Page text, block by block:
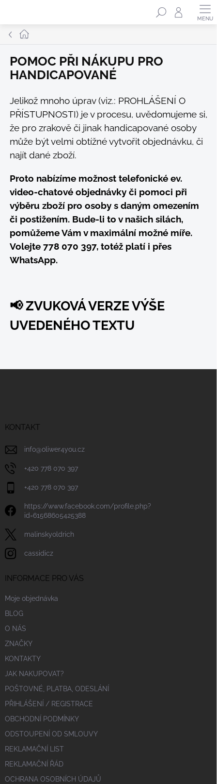
Hledat
Domů
POMOC PŘI NÁKUPU PRO
HANDICAPOVANÉ
Jelikož mnoho úprav (viz.: PROHLÁŠENÍ O
PŘÍSTUPNOSTI) je v procesu, uvědomujeme si,
že pro zrakově či jinak handicapované osoby
může být velmi obtížné vytvořit objednávku, či
najít dané zboží.
Proto nabízíme možnost telefonické ev.
video-chatové objednávky či pomoci při
výběru zboží pro osoby s daným omezením
či postižením. Bude-li to v našich silách,
pomůžeme Vám v maximální možné míře.
Volejte 778 070 397, totéž platí i přes
WhatsApp.
📢ZVUKOVÁ VERZE VÝŠE
UVEDENÉHO TEXTU
KONTAKT
info@oliwer4you.cz
+420 778 070 397
+420 778 070 397
https://www.facebook.com/profile.php?
id=61568605425388
malinskyoldrich
cassidicz
INFORMACE PRO VÁS
Moje objednávka
BLOG
O NÁS
ZNAČKY
KONTAKTY
JAK NAKUPOVAT?
POŠTOVNÉ, PLATBA, ODESLÁNÍ
PŘIHLÁŠENÍ / REGISTRACE
OBCHODNÍ PODMÍNKY
ODSTOUPENÍ OD SMLOUVY
REKLAMAČNÍ LIST
REKLAMAČNÍ ŘÁD
OCHRANA OSOBNÍCH ÚDAJŮ